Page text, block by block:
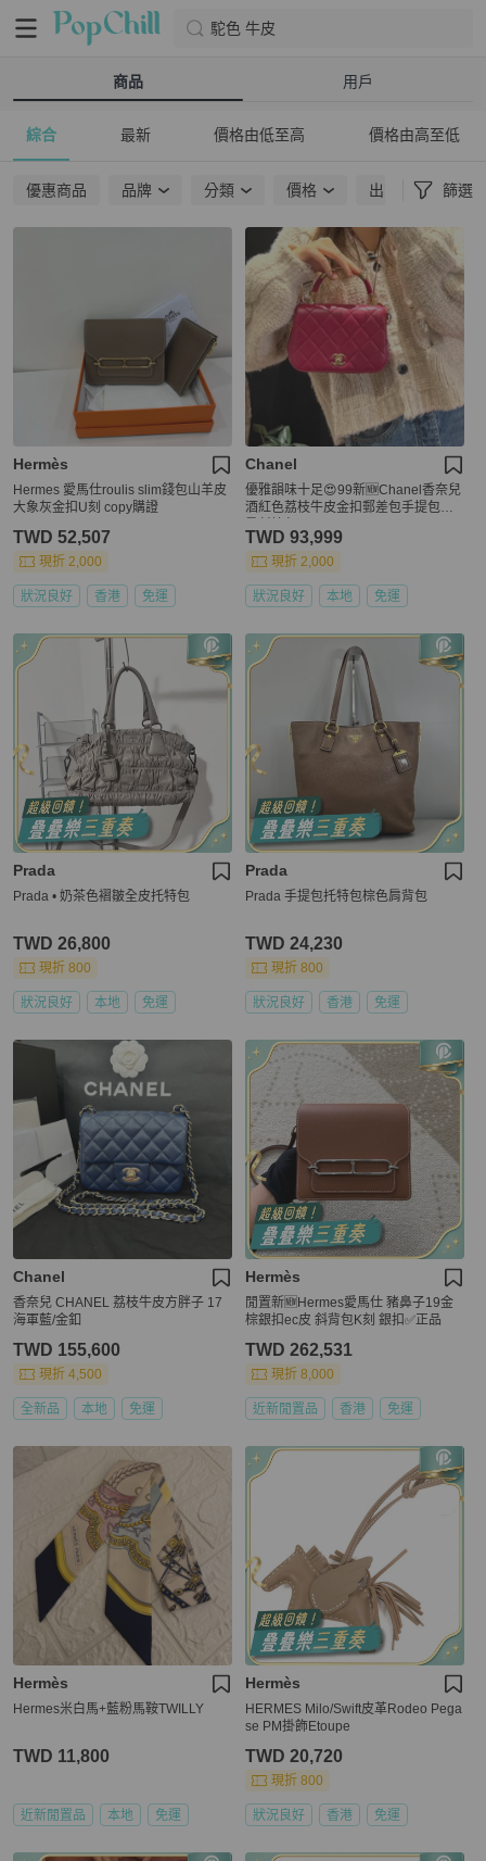
駝色 牛皮
商品 用戶
綜合 最新 價格由低至高 價格由高至低
優惠商品 品牌 分類 價格 出貨地點 篩選
Hermès
Hermes 愛馬仕roulis slim錢包山羊皮
大象灰金扣U刻 copy購證
TWD 52,507
現折 2,000
狀況良好 香港 免運
Chanel
優雅韻味十足😍99新🆕Chanel香奈兒
酒紅色荔枝牛皮金扣郵差包手提包單
TWD 93,999
現折 2,000
狀況良好 本地 免運
Prada
Prada • 奶茶色褶皺全皮托特包
TWD 26,800
現折 800
狀況良好 本地 免運
Prada
Prada 手提包托特包棕色肩背包
TWD 24,230
現折 800
狀況良好 香港 免運
Chanel
香奈兒 CHANEL 荔枝牛皮方胖子 17
海軍藍/金釦
TWD 155,600
現折 4,500
全新品 本地 免運
Hermès
閒置新🆕Hermes愛馬仕 豬鼻子19金
棕銀扣ec皮 斜背包K刻 銀扣✅正品
TWD 262,531
現折 8,000
近新閒置品 香港 免運
Hermès
Hermes米白馬+藍粉馬鞍TWILLY
TWD 11,800
近新閒置品 本地 免運
Hermès
HERMES Milo/Swift皮革Rodeo Pega
se PM掛飾Etoupe
TWD 20,720
現折 800
狀況良好 香港 免運